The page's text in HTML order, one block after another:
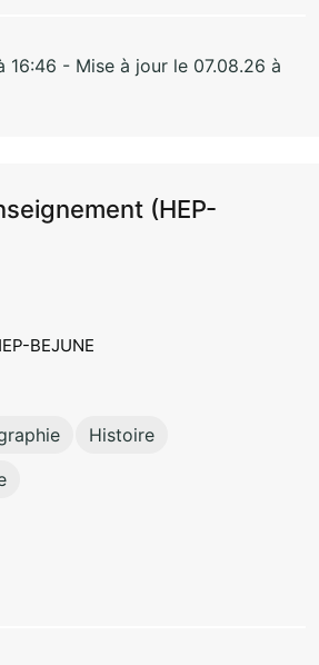
16:46 - Mise à jour le 07.08.26 à
(HEP-
BEJUNE
Histoire